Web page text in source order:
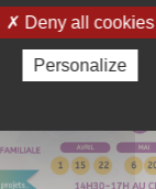
Deny all cookies
Personalize